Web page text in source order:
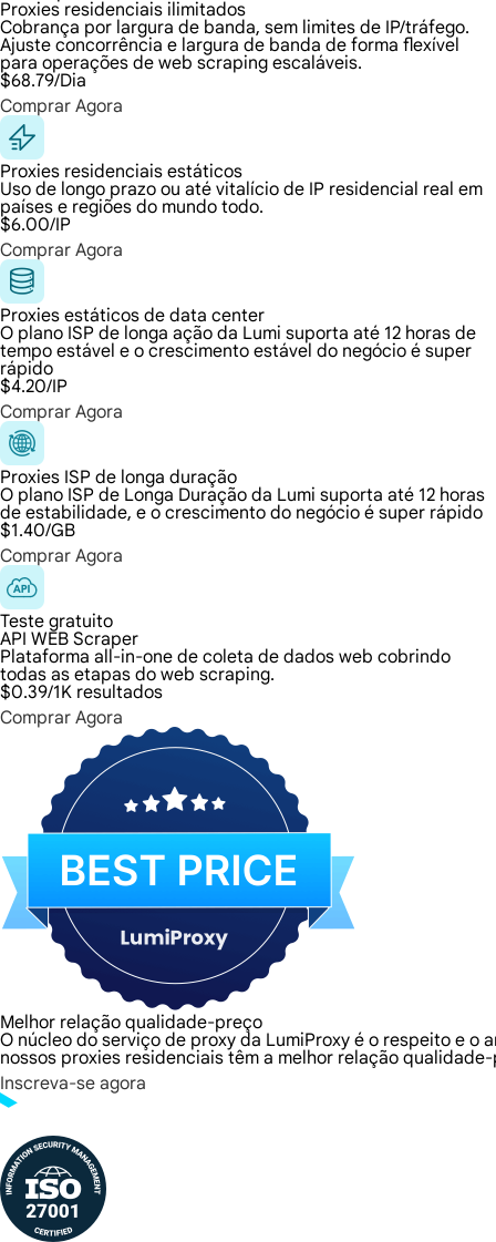
Proxies residenciais ilimitados
Cobrança por largura de banda, sem limites de IP/tráfego.
Ajuste concorrência e largura de banda de forma flexível
para operações de web scraping escaláveis.
$68.79/Dia
Comprar Agora
Proxies residenciais estáticos
Uso de longo prazo ou até vitalício de IP residencial real em
países e regiões do mundo todo.
$6.00/IP
Comprar Agora
Proxies estáticos de data center
O plano ISP de longa ação da Lumi suporta até 12 horas de
tempo estável e o crescimento estável do negócio é super
rápido
$4.20/IP
Comprar Agora
Proxies ISP de longa duração
O plano ISP de Longa Duração da Lumi suporta até 12 horas
de estabilidade, e o crescimento do negócio é super rápido
$1.40/GB
Comprar Agora
Teste gratuito
API WEB Scraper
Plataforma all-in-one de coleta de dados web cobrindo
todas as etapas do web scraping.
$0.39/1K resultados
Comprar Agora
Melhor relação qualidade-preço
O núcleo do serviço de proxy da LumiProxy é o respeito e o
nossos proxies residenciais têm a melhor relação
Inscreva-se agora